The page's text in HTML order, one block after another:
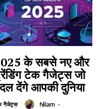
के सबसे नए और
टेक गैजेट्स जो
देंगे आपकी दुनिया
गैजेट्स Nilam -